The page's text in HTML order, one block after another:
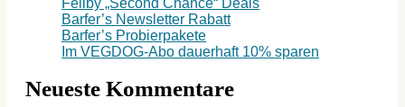
Barfer’s Newsletter Rabatt
Barfer’s Probierpakete
Im VEGDOG-Abo dauerhaft 10% sparen
Neueste Kommentare